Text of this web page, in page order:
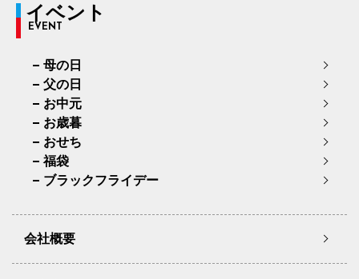
イベント
EVENT
母の日
父の日
お中元
お歳暮
おせち
福袋
ブラックフライデー
会社概要